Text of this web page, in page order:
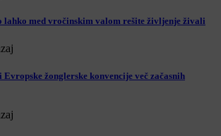
lahko med vročinskim valom rešite življenje živali
žonglerske konvencije več začasnih